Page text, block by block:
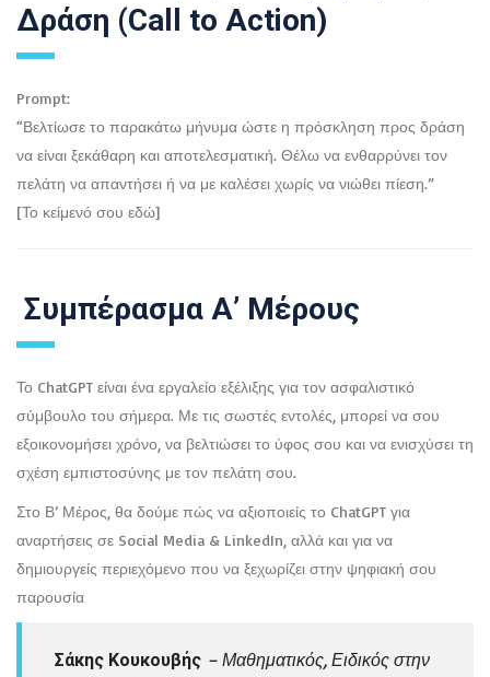
Δράση (Call to Action)
Prompt:
“Βελτίωσε το παρακάτω μήνυμα ώστε η πρόσκληση προς δράση
να είναι ξεκάθαρη και αποτελεσματική. Θέλω να ενθαρρύνει τον
πελάτη να απαντήσει ή να με καλέσει χωρίς να νιώθει πίεση.”
[Το κείμενό σου εδώ]
Συμπέρασμα Α’ Μέρους
Το ChatGPT είναι ένα εργαλείο εξέλιξης για τον ασφαλιστικό
σύμβουλο του σήμερα. Με τις σωστές εντολές, μπορεί να σου
εξοικονομήσει χρόνο, να βελτιώσει το ύφος σου και να ενισχύσει τη
σχέση εμπιστοσύνης με τον πελάτη σου.
Στο Β’ Μέρος, θα δούμε πώς να αξιοποιείς το ChatGPT για
αναρτήσεις σε Social Media & LinkedIn, αλλά και για να
δημιουργείς περιεχόμενο που να ξεχωρίζει στην ψηφιακή σου
παρουσία
Σάκης Κουκουβής – Μαθηματικός, Ειδικός στην